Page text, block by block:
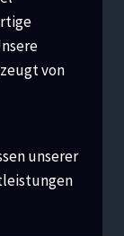
von
unserer